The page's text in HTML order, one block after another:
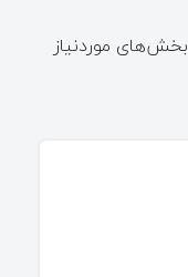
بخش‌های موردنیاز